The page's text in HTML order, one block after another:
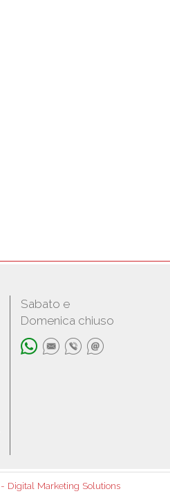
Sabato e
Domenica chiuso
Digital Marketing Solutions